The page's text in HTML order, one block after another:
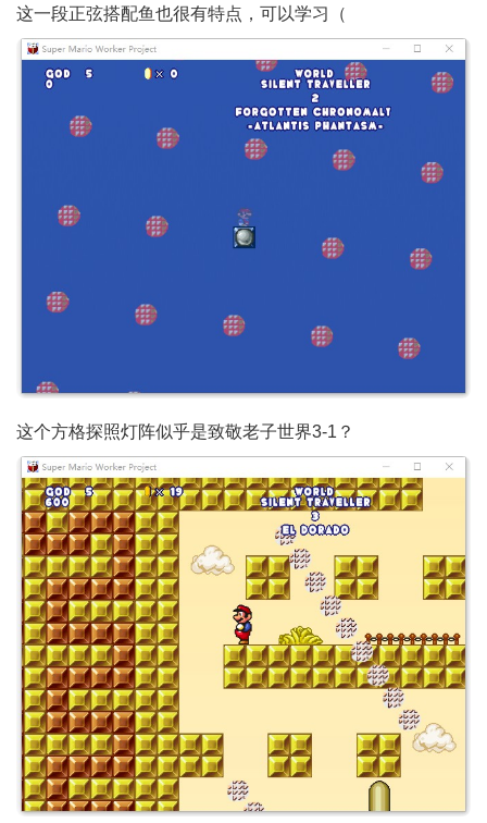
这一段正弦搭配鱼也很有特点，可以学习（
这个方格探照灯阵似乎是致敬老子世界3-1？